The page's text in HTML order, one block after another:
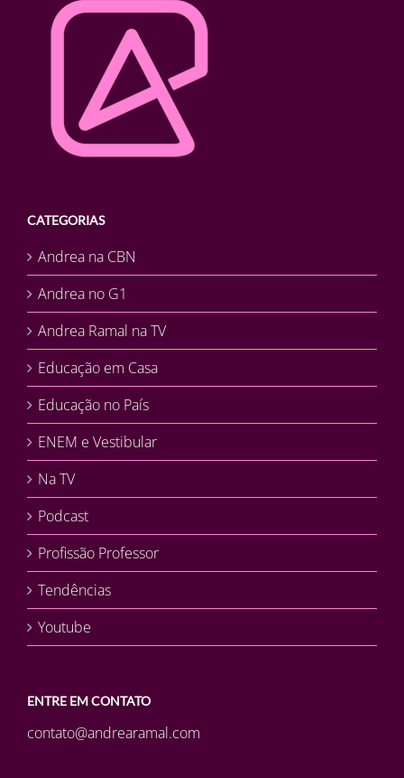
CATEGORIAS
Andrea na CBN
Andrea no G1
Andrea Ramal na TV
Educação em Casa
Educação no País
ENEM e Vestibular
Na TV
Podcast
Profissão Professor
Tendências
Youtube
ENTRE EM CONTATO
contato@andrearamal.com